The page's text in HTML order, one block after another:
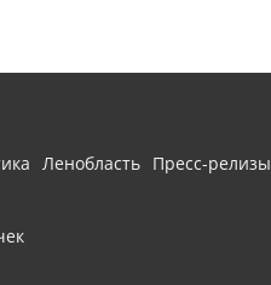
Ленобласть Пресс-релизы